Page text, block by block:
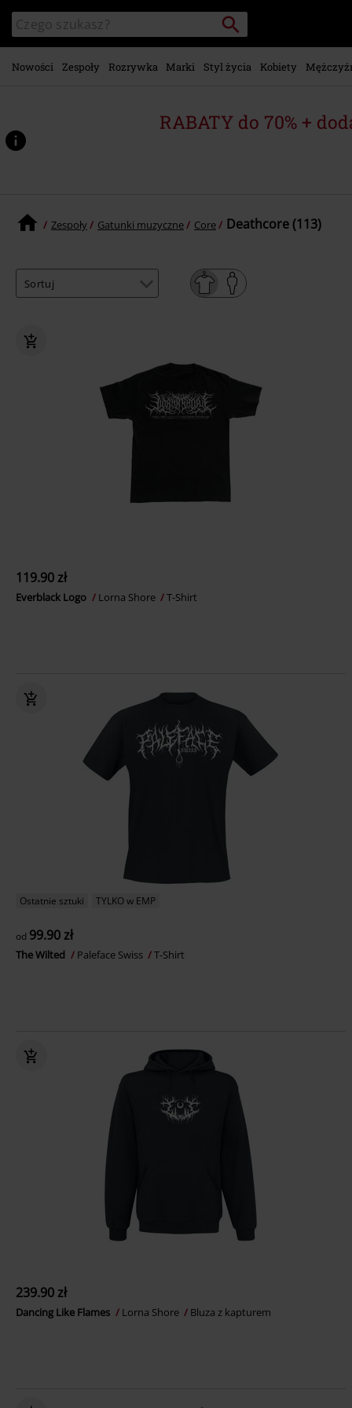
głównej
zawartości
Wyszukaj
katalog
Szukaj
Nowości Zespoły Rozrywka Marki Styl życia Kobiety
RABATY do 70% +
Zespoły Gatunki muzyczne Core Deathcore (113)
119.90 zł
Everblack Logo Lorna Shore T-Shirt
Ostatnie sztuki TYLKO w EMP
od 99.90 zł
The Wilted Paleface Swiss T-Shirt
239.90 zł
Dancing Like Flames Lorna Shore Bluza z kapturem